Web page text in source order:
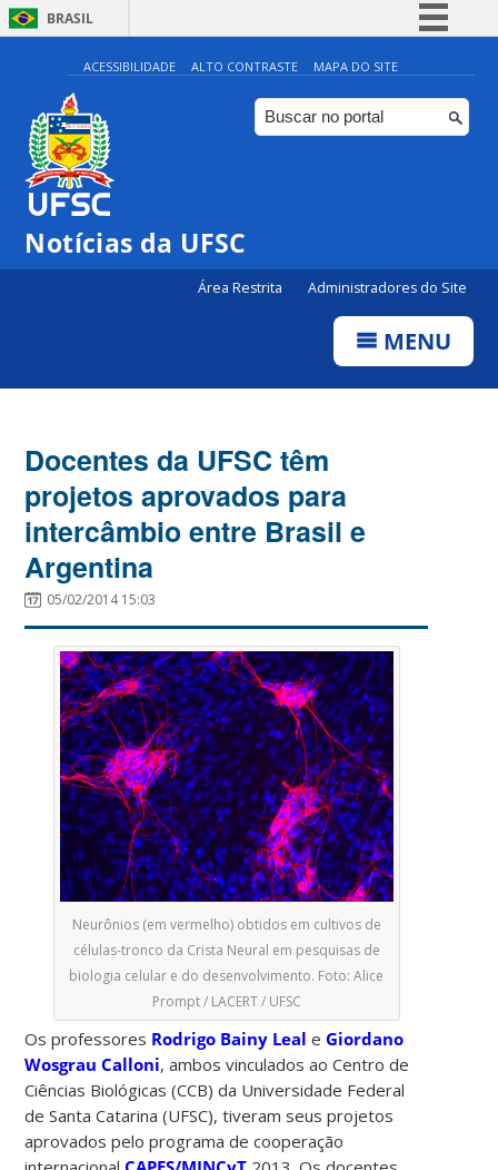
BRASIL
Simplifique!
Comunica BR
Participe
ACESSIBILIDADE ALTO CONTRASTE MAPA DO SITE
Notícias da UFSC
Área Restrita Administradores do Site
MENU
Docentes da UFSC têm
projetos aprovados para
intercâmbio entre Brasil e
Argentina
05/02/2014 15:03
Neurônios (em vermelho) obtidos em cultivos de
células-tronco da Crista Neural em pesquisas de
biologia celular e do desenvolvimento. Foto: Alice
Prompt / LACERT / UFSC
Os professores Rodrigo Bainy Leal eGiordano
Wosgrau Calloni, ambos vinculados ao Centro de
Ciências Biológicas (CCB) da Universidade Federal
de Santa Catarina (UFSC), tiveram seus projetos
aprovados pelo programa de cooperação